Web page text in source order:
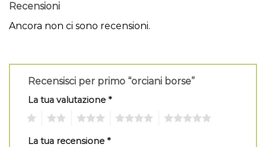
Recensioni
Ancora non ci sono recensioni.
Recensisci per primo “orciani borse”
La tua valutazione *
La tua recensione *